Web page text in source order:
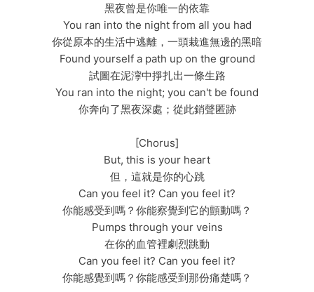
黑夜曾是你唯一的依靠
You ran into the night from all you had
你從原本的生活中逃離，一頭栽進無邊的黑暗
Found yourself a path up on the ground
試圖在泥濘中掙扎出一條生路
You ran into the night; you can't be found
你奔向了黑夜深處；從此銷聲匿跡
[Chorus]
But, this is your heart
但，這就是你的心跳
Can you feel it? Can you feel it?
你能感受到嗎？你能察覺到它的顫動嗎？
Pumps through your veins
在你的血管裡劇烈跳動
Can you feel it? Can you feel it?
你能感覺到嗎？你能感受到那份痛楚嗎？